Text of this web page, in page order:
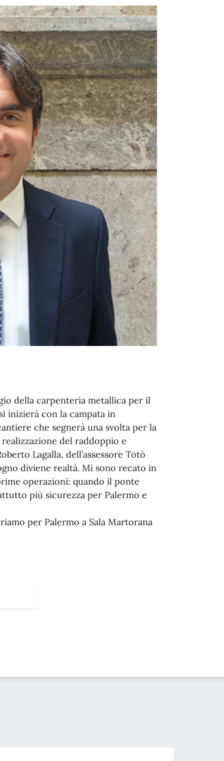
della carpenteria metallica per il
inizierà con la campata in
che segnerà una svolta per la
del raddoppio e
Lagalla, dell’assessore Totò
diviene realtà. Mi sono recato in
operazioni: quando il ponte
più sicurezza per Palermo e
per Palermo a Sala Martorana